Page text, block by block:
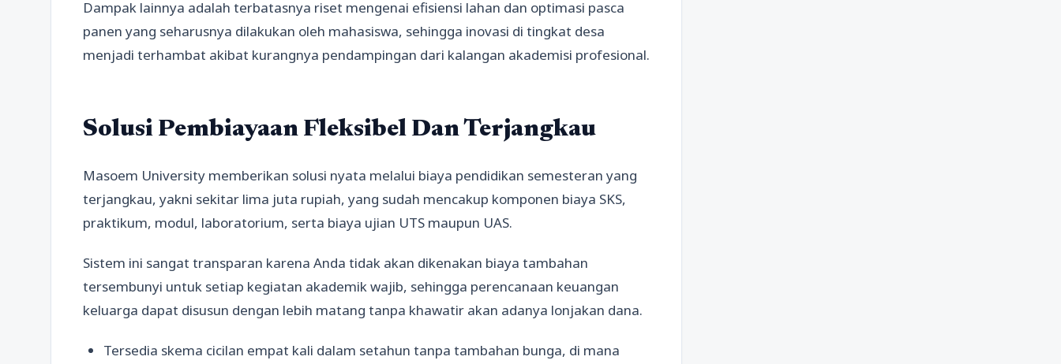
Dampak lainnya adalah terbatasnya riset mengenai efisiensi lahan dan optimasi pasca
panen yang seharusnya dilakukan oleh mahasiswa, sehingga inovasi di tingkat desa
menjadi terhambat akibat kurangnya pendampingan dari kalangan akademisi profesional.
Solusi Pembiayaan Fleksibel Dan Terjangkau
Masoem University memberikan solusi nyata melalui biaya pendidikan semesteran yang
terjangkau, yakni sekitar lima juta rupiah, yang sudah mencakup komponen biaya SKS,
praktikum, modul, laboratorium, serta biaya ujian UTS maupun UAS.
Sistem ini sangat transparan karena Anda tidak akan dikenakan biaya tambahan
tersembunyi untuk setiap kegiatan akademik wajib, sehingga perencanaan keuangan
keluarga dapat disusun dengan lebih matang tanpa khawatir akan adanya lonjakan dana.
Tersedia skema cicilan empat kali dalam setahun tanpa tambahan bunga, di mana